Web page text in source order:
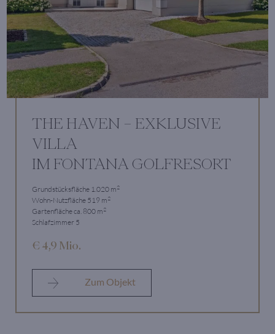
THE HAVEN – EXKLUSIVE
VILLA
IM FONTANA GOLFRESORT
Grundstücksfläche 1.020 m2
Wohn-Nutzfläche 519 m2
Gartenfläche ca. 800 m2
Schlafzimmer 5
€ 4,9 Mio.
Zum Objekt